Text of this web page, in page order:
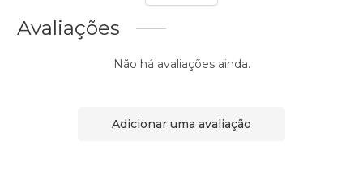
Avaliações
Não há avaliações ainda.
Adicionar uma avaliação